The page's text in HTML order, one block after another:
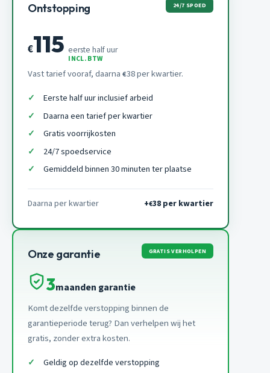
Ontstopping 24/7 SPOED
€115 eerste half uur
INCL. BTW
Vast tarief vooraf, daarna €38 per kwartier.
Eerste half uur inclusief arbeid
Daarna een tarief per kwartier
Gratis voorrijkosten
24/7 spoedservice
Gemiddeld binnen 30 minuten ter plaatse
Daarna per kwartier +€38 per kwartier
Onze garantie GRATIS VERHOLPEN
3maanden garantie
Komt dezelfde verstopping binnen de
garantieperiode terug? Dan verhelpen wij het
gratis, zonder extra kosten.
Geldig op dezelfde verstopping